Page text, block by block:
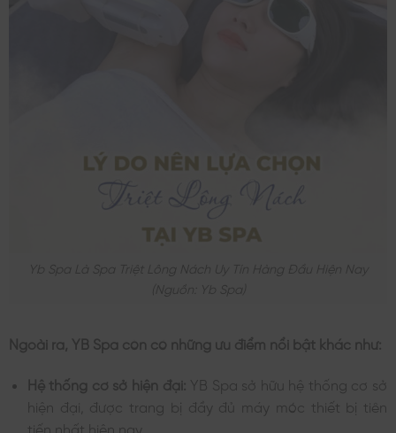
Yb Spa Là Spa Triệt Lông Nách Uy Tín Hàng Đầu Hiện Nay
(nguồn: Yb Spa)
Ngoài ra, YB Spa còn có những ưu điểm nổi bật khác như:
Hệ thống cơ sở hiện đại: YB Spa sở hữu hệ thống cơ sở
hiện đại, được trang bị đầy đủ máy móc thiết bị tiên
tiến nhất hiện nay.